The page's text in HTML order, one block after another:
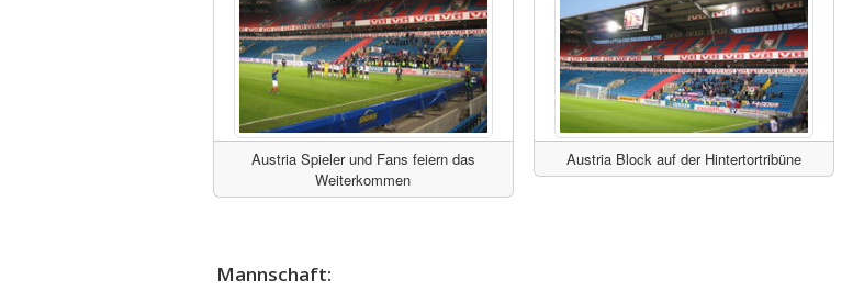
Austria Spieler und Fans feiern das
Weiterkommen
Austria Block auf der Hintertortribüne
Mannschaft: